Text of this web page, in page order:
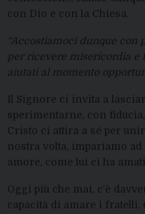
con Dio e con la Chiesa.
“Accostiamoci dunque con
per ricevere misericordia e
aiutati al momento
Il Signore ci invita a
sperimentarne, con fiducia,
Cristo ci attira a sé per
nostra volta, impariamo
amore, come lui ci ha amati.
Oggi più che mai, c’è
capacità di amare i